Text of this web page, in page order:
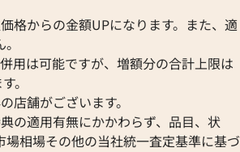
格からの金額UPになります。また、適
用は可能ですが、増額分の合計上限は
。
店舗がございます。
の適用有無にかかわらず、品目、状
相場その他の当社統一査定基準に基づ